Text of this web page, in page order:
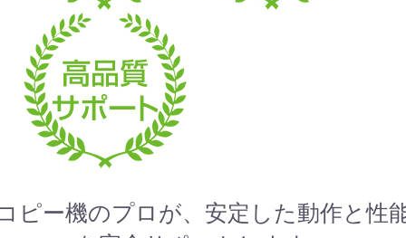
ピー機のプロが、安定した動作と性